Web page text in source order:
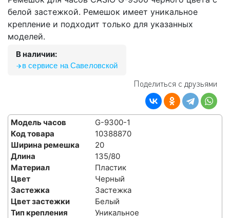
белой застежкой. Ремешок имеет уникальное
крепление и подходит только для указанных
моделей.
В наличии:
в сервисе на Савеловской
Поделиться с друзьями
Модель часов
G-9300-1
Код товара
10388870
Ширина ремешка
20
Длина
135/80
Материал
Пластик
Цвет
Черный
Застежка
Застежка
Цвет застежки
Белый
Тип крепления
Уникальное